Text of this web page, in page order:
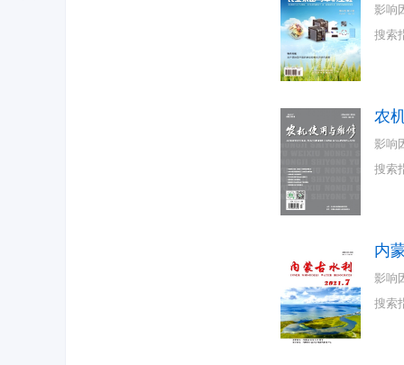
影响
搜索
农
影响
搜索
内
影响
搜索